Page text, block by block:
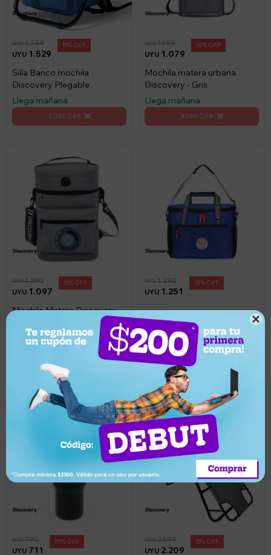

UYU 1.529
UYU1.799 15
Silla Banco mochila
Discovery Plegable
Llega mañana
UYU 1.079
UYU1.199 10
Mochila matera urbana
Discovery - Gris
Llega mañana
UYU 1.097
UYU1.290 15
Mochila Matera Discovery -
UYU 1.251
UYU1.390 10
Bolso lunchera térmica
Discovery - Azul
Llega mañana
UYU 711
UYU790 10
UYU 2.209
UYU2.599 15